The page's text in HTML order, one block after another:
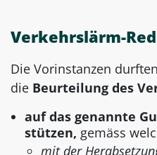
Verkehrslärm-
Die Vorinstanzen
die Beurteilung des
auf das genannte
stützen, gemäss
mit der